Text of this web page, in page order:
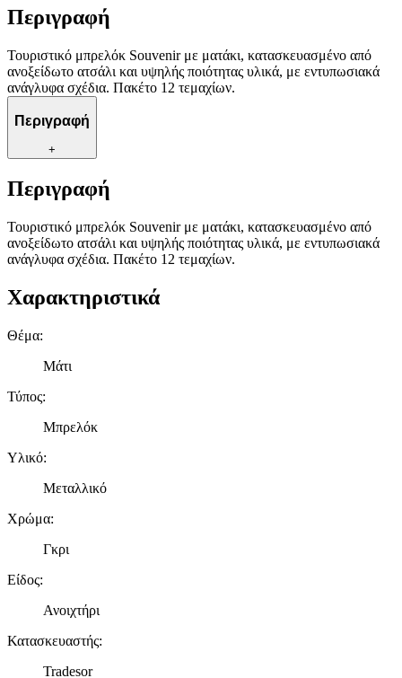
Περιγραφή
Τουριστικό μπρελόκ Souvenir με ματάκι, κατασκευασμένο από
ανοξείδωτο ατσάλι και υψηλής ποιότητας υλικά, με εντυπωσιακά
ανάγλυφα σχέδια. Πακέτο 12 τεμαχίων.
Περιγραφή
+
Περιγραφή
Τουριστικό μπρελόκ Souvenir με ματάκι, κατασκευασμένο από
ανοξείδωτο ατσάλι και υψηλής ποιότητας υλικά, με εντυπωσιακά
ανάγλυφα σχέδια. Πακέτο 12 τεμαχίων.
Χαρακτηριστικά
Θέμα:
Μάτι
Τύπος:
Μπρελόκ
Υλικό:
Μεταλλικό
Χρώμα:
Γκρι
Είδος:
Ανοιχτήρι
Κατασκευαστής:
Tradesor